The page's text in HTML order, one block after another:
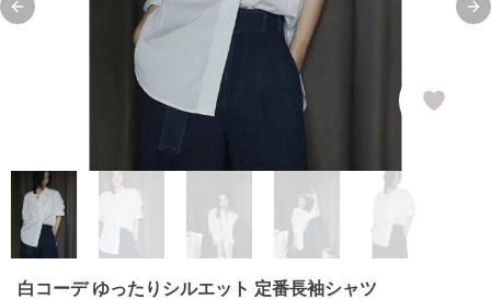
Previous slide
白コーデ ゆったりシルエット 定番長袖シャツ